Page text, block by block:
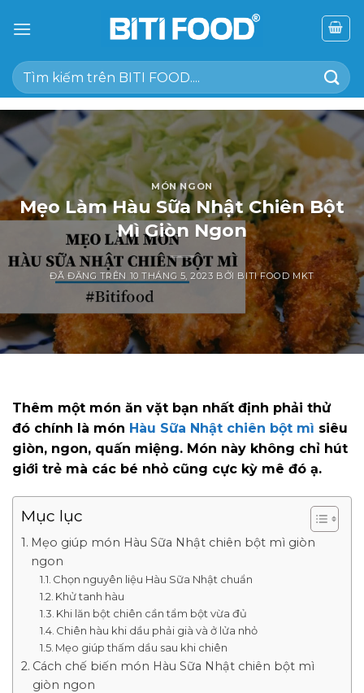
đến
dung
Tìm
kiếm:
MÓN NGON
Mẹo Làm Hàu Sữa Nhật Chiên Bột
Mì Giòn Ngon
ĐÃ ĐĂNG TRÊN 10 THÁNG 5, 2023 BỞI BITI FOOD MKT
Thêm một món ăn vặt bạn nhất định phải thử
đó chính là món Hàu Sữa Nhật chiên bột mì siêu
giòn, ngon, quấn miệng. Món này không chỉ hút
giới trẻ mà các bé nhỏ cũng cực kỳ mê đó ạ.
Mục lục
Mẹo giúp món Hàu Sữa Nhật chiên bột mì giòn
ngon
Chọn nguyên liệu Hàu Sữa Nhật chuẩn
Khử tanh hàu
Khi lăn bột chiên cần tẩm bột vừa đủ
Chiên hàu khi dầu phải già và ở lửa nhỏ
Mẹo giúp thấm dầu sau khi chiên
Cách chế biến món Hàu Sữa Nhật chiên bột mì
giòn ngon